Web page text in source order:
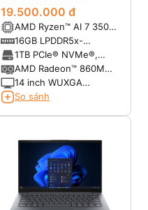
14AKP10 (Ryzen AI 7
350, Ram 16GB SSD
1TB, 14 inch FHD+
Touch)
19.500.000 đ
AMD Ryzen™ AI 7 350
(8 Cores / 16 Threads,
Turbo 5.0 GHz )
16GB LPDDR5x-
7500MHz (onboard)
1TB PCIe® NVMe®,
PCIe® 4.0 x4
AMD Radeon™ 860M
Integrated
14 inch WUXGA
(1920x1200), Multi-
So sánh